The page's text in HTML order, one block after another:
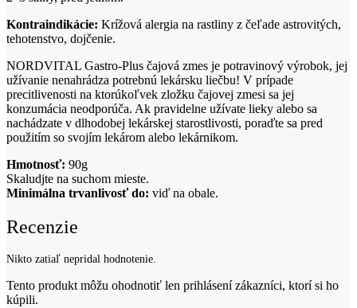
Kontraindikácie: Krížová alergia na rastliny z čeľade astrovitých,
tehotenstvo, dojčenie.
NORDVITAL Gastro-Plus čajová zmes je potravinový výrobok, jej
užívanie nenahrádza potrebnú lekársku liečbu! V prípade
precitlivenosti na ktorúkoľvek zložku čajovej zmesi sa jej
konzumácia neodporúča. Ak pravidelne užívate lieky alebo sa
nachádzate v dlhodobej lekárskej starostlivosti, poraďte sa pred
použitím so svojím lekárom alebo lekárnikom.
Hmotnosť: 90g
Skaludjte na suchom mieste.
Minimálna trvanlivosť do: viď na obale.
Recenzie
Nikto zatiaľ nepridal hodnotenie.
Tento produkt môžu ohodnotiť len prihlásení zákazníci, ktorí si ho
kúpili.